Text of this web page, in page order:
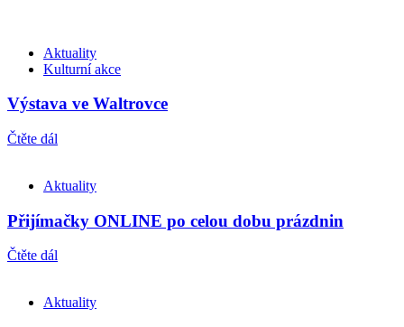
Aktuality
Kulturní akce
Výstava ve Waltrovce
Čtěte dál
Aktuality
Přijímačky ONLINE po celou dobu prázdnin
Čtěte dál
Aktuality